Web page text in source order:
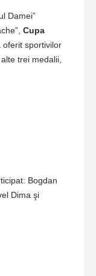
Damei”
Cupa
oferit sportivilor
trei medalii,
Bogdan
Dima şi